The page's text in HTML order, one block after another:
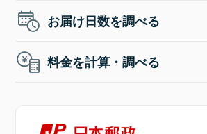
お届け日数を調べる
料金を計算・調べる